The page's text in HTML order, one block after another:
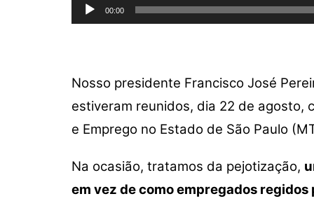
A b
k
Li
Tocador
de
00:00
Nosso presidente Francisco José
estiveram reunidos, dia 22 de agosto,
e Emprego no Estado de São Paulo
Na ocasião, tratamos da pejotização,
em vez de como empregados regidos